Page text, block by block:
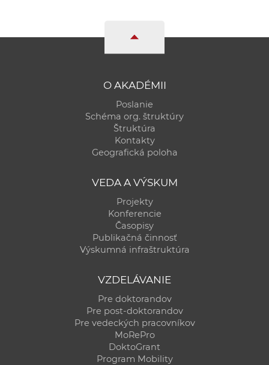
O AKADÉMII
Poslanie
Schéma org. štruktúry
Štruktúra
Kontakty
Geografická poloha
VEDA A VÝSKUM
Projekty
Konferencie
Časopisy
Publikačná činnosť
Výskumná infraštruktúra
VZDELÁVANIE
Pre doktorandov
Pre post-doktorandov
Pre vedeckých pracovníkov
MoRePro
DoktoGrant
Program Mobility